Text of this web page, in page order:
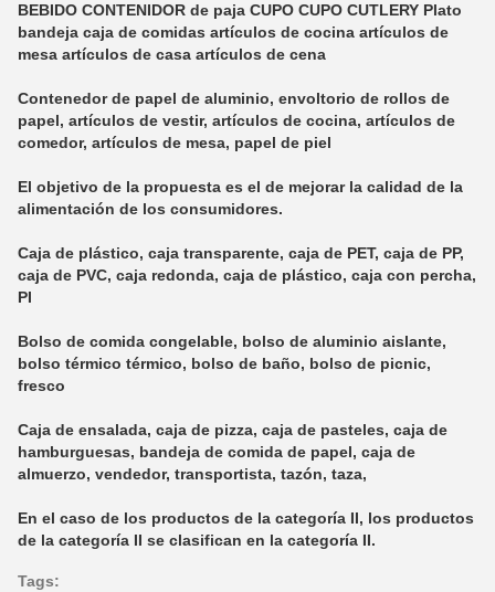
BEBIDO CONTENIDOR de paja CUPO CUPO CUTLERY Plato
bandeja caja de comidas artículos de cocina artículos de
mesa artículos de casa artículos de cena
Contenedor de papel de aluminio, envoltorio de rollos de
papel, artículos de vestir, artículos de cocina, artículos de
comedor, artículos de mesa, papel de piel
El objetivo de la propuesta es el de mejorar la calidad de la
alimentación de los consumidores.
Caja de plástico, caja transparente, caja de PET, caja de PP,
caja de PVC, caja redonda, caja de plástico, caja con percha,
PI
Bolso de comida congelable, bolso de aluminio aislante,
bolso térmico térmico, bolso de baño, bolso de picnic,
fresco
Caja de ensalada, caja de pizza, caja de pasteles, caja de
hamburguesas, bandeja de comida de papel, caja de
almuerzo, vendedor, transportista, tazón, taza,
En el caso de los productos de la categoría II, los productos
de la categoría II se clasifican en la categoría II.
Tags: